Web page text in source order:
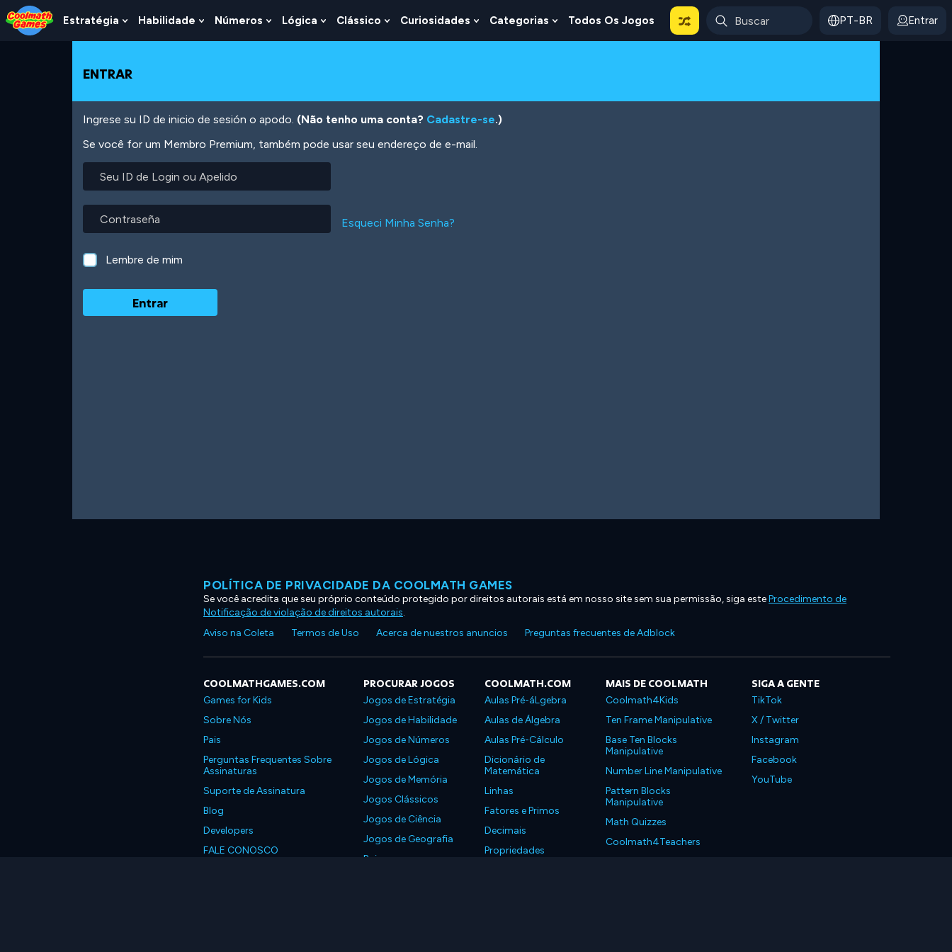
Skip
to
Top
Skip
to
Navigation
Skip
to
Main
Skip
to
Footer
para
Estratégia Show
Submenu
Estratégia
Habilidade Show
Submenu
Números Show
Submenu
Lógica Show
Submenu
Clássico Show
Submenu
Curiosidades Show
Submenu
Categorias Show
Submenu
Todos Os Jogos PT-BR Entrar
ENTRAR
Ingrese su ID de inicio de sesión o apodo. (Não tenho uma conta? Cadastre-se.)
Se você for um Membro Premium, também pode usar seu endereço de e-mail.
Login
Apelido
Esqueci Minha Senha?
Lembre de mim
POLÍTICA DE PRIVACIDADE DA COOLMATH GAMES
Se você acredita que seu próprio conteúdo protegido por direitos autorais está em nosso site sem sua permissão, siga esteProcedimento de
Notificação de violação de direitos autorais.
Aviso na Coleta
Termos de Uso Acerca de nuestros anuncios Preguntas frecuentes de Adblock
COOLMATHGAMES.COM
Games for Kids
Sobre Nós
Pais
Perguntas Frequentes Sobre
Assinaturas
Suporte de Assinatura
Blog
Developers
FALE CONOSCO
PROCURAR JOGOS
Jogos de Estratégia
Jogos de Habilidade
Jogos de Números
Jogos de Lógica
Jogos de Memória
Jogos Clássicos
Jogos de Ciência
Jogos de Geografia
Baixe nossos
COOLMATH.COM
Aulas Pré-áLgebra
Aulas de Álgebra
Aulas Pré-Cálculo
Dicionário de
Matemática
Linhas
Fatores e Primos
Decimais
Propriedades
MAIS DE COOLMATH
Coolmath4Kids
Ten Frame Manipulative
Base Ten Blocks
Manipulative
Number Line Manipulative
Pattern Blocks
Manipulative
Math Quizzes
Coolmath4Teachers
SIGA A GENTE
TikTok
X / Twitter
Instagram
Facebook
YouTube